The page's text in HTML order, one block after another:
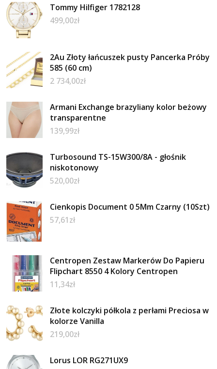
Tommy Hilfiger 1782128
499,00zł
2Au Złoty łańcuszek pusty Pancerka Próby
585 (60 cm)
2 734,00zł
Armani Exchange brazyliany kolor beżowy
transparentne
139,99zł
Turbosound TS-15W300/8A - głośnik
niskotonowy
520,00zł
Cienkopis Document 0 5Mm Czarny (10Szt)
57,61zł
Centropen Zestaw Markerów Do Papieru
Flipchart 8550 4 Kolory Centropen
11,34zł
Złote kolczyki półkola z perłami Preciosa w
kolorze Vanilla
219,00zł
Lorus LOR RG271UX9